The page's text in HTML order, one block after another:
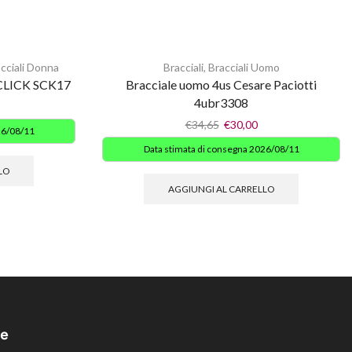
Donna
SCK17
08/11
Bracciali, Bracciali Uomo
Bracciale uomo 4us Cesare Paciotti
4ubr3308
€34,65 €30,00
Data stimata di consegna 2026/08/11
AGGIUNGI AL CARRELLO